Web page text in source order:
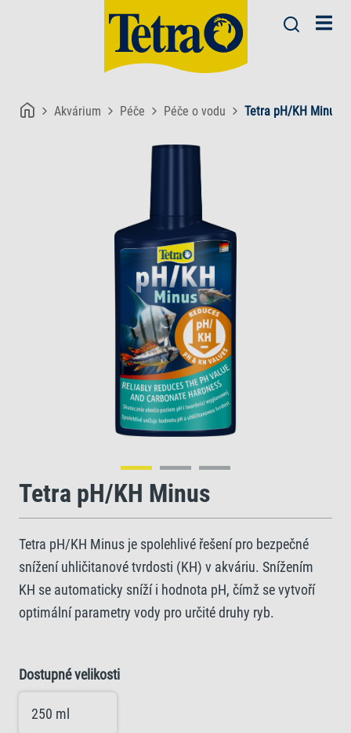
Akvárium Péče Péče o vodu Tetra pH/KH Minus
Tetra pH/KH Minus
Tetra pH/KH Minus je spolehlivé řešení pro bezpečné
snížení uhličitanové tvrdosti (KH) v akváriu. Snížením
KH se automaticky sníží i hodnota pH, čímž se vytvoří
optimální parametry vody pro určité druhy ryb.
Dostupné velikosti
250 ml